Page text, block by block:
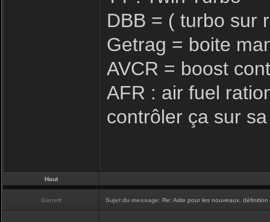
DBB = ( turbo sur
Getrag = boite
AVCR = boost
AFR : air fuel
contrôler ça sur
Haut
Garrett Sujet du message: Re: Aide pour les nouveaux,